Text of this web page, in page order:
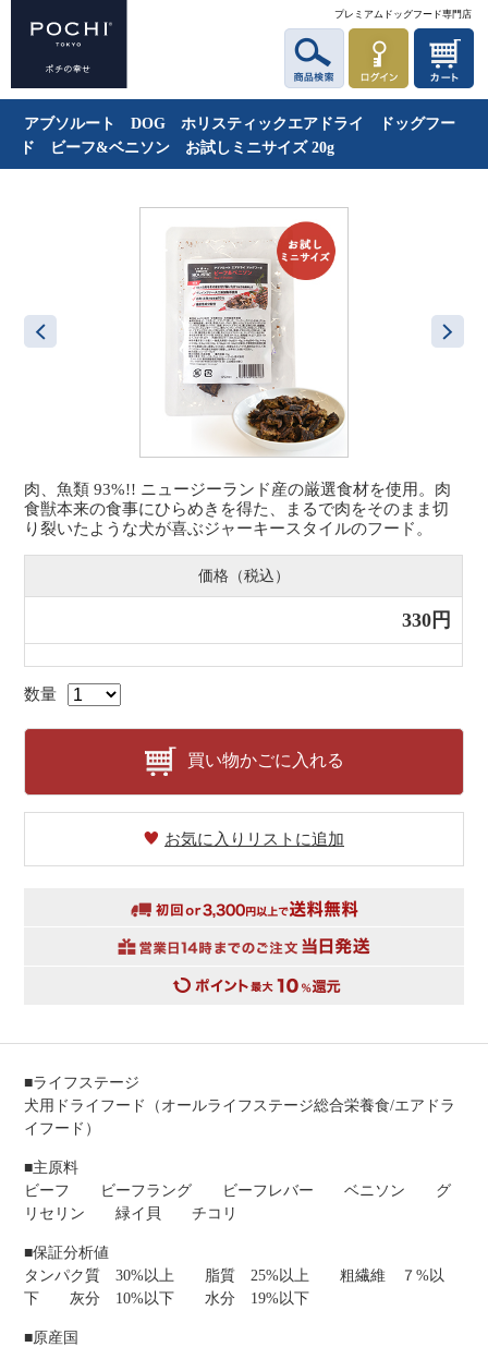
プレミアムドッグフード専門店
アブソルート DOG ホリスティックエアドライ ドッグフー
ド ビーフ&ベニソン お試しミニサイズ 20g
肉、魚類 93%!! ニュージーランド産の厳選食材を使用。肉
食獣本来の食事にひらめきを得た、まるで肉をそのまま切
り裂いたような犬が喜ぶジャーキースタイルのフード。
価格（税込）
330円
数量
買い物かごに入れる
お気に入りリストに追加
■ライフステージ
犬用ドライフード（オールライフステージ総合栄養食/エアドラ
イフード）
■主原料
ビーフ ビーフラング ビーフレバー ベニソン グ
リセリン 緑イ貝 チコリ
■保証分析値
タンパク質 30%以上 脂質 25%以上 粗繊維 ７%以
下 灰分 10%以下 水分 19%以下
■原産国